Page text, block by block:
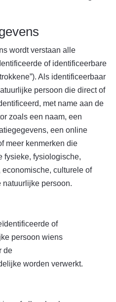
wordt verstaan alle
of identificeerbare
Als identificeerbaar
persoon die direct of
met name aan de
zoals een naam, een
een online
meer kenmerken die
fysieke, fysiologische,
culturele of
persoon.
of
persoon wiens
de
worden verwerkt.